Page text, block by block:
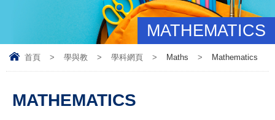
MATHEMATICS
首頁 > 學與教 > 學科網頁 > Maths > Mathematics
MATHEMATICS